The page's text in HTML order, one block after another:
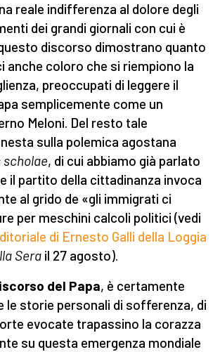
reale indifferenza al dolore degli
dei grandi giornali con cui è
discorso dimostrano quanto
anche coloro che si riempiono la
preoccupati di leggere il
semplicemente come un
Meloni. Del resto tale
sulla polemica agostana
scholae, di cui abbiamo già parlato
il partito della cittadinanza invoca
al grido de «gli immigrati ci
per meschini calcoli politici (vedi
di Ernesto Galli della Loggia
Sera il 27 agosto).
del Papa, è certamente
le storie personali di sofferenza, di
evocate trapassino la corazza
su questa emergenza mondiale